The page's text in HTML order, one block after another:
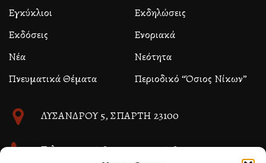
Εγκύκλιοι
Εκδηλώσεις
Εκδόσεις
Ενοριακά
Νέα
Νεότητα
Πνευματικά Θέματα
Περιοδικό “Όσιος Νίκων”
ΛΥΣΑΝΔΡΟΥ 5, ΣΠΑΡΤΗ 23100
Τηλ. 27310 26580 και 27310 26581